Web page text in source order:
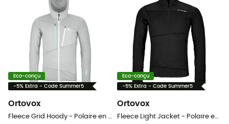
Eco-conçu
-5% Extra - Code Summer5
Ortovox
Fleece Grid Hoody - Polaire en laine mérinos homme
Eco-conçu
-5% Extra - Code Summer5
Ortovox
Fleece Light Jacket - Polaire en laine mérinos homme